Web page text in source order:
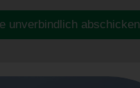
unverbindlich abschicken